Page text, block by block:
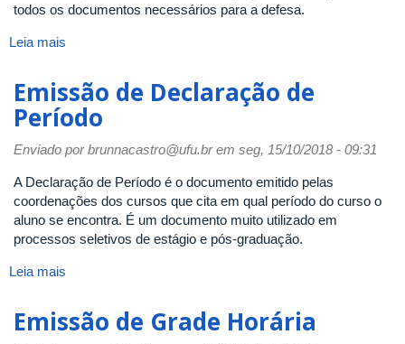
todos os documentos necessários para a defesa.
Leia mais
Defesa
de
de
Conclusão
de
Curso
Emissão de Declaração de
Período
Enviado porbrunnacastro@ufu.brem seg, 15/10/2018 - 09:31
A Declaração de Período é o documento emitido pelas
coordenações dos cursos que cita em qual período do curso o
aluno se encontra. É um documento muito utilizado em
processos seletivos de estágio e pós-graduação.
Leia mais
Declaração
Emissão de Grade Horária